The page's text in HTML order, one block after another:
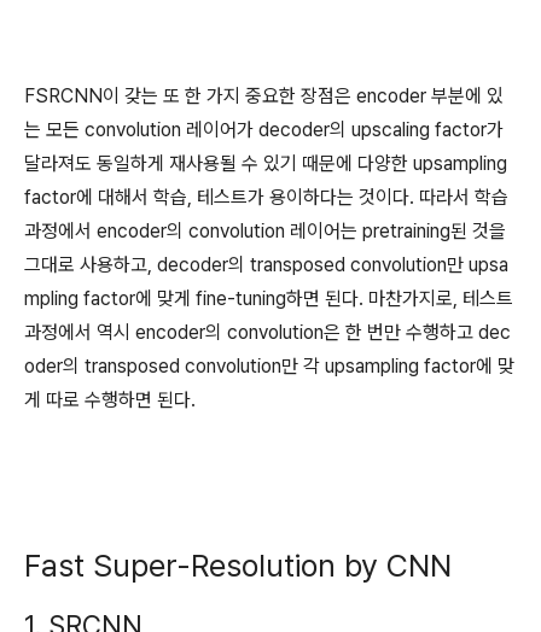
FSRCNN이 갖는 또 한 가지 중요한 장점은 encoder 부분에 있
는 모든 convolution 레이어가 decoder의 upscaling factor가
달라져도 동일하게 재사용될 수 있기 때문에 다양한 upsampling
factor에 대해서 학습, 테스트가 용이하다는 것이다. 따라서 학습
과정에서 encoder의 convolution 레이어는 pretraining된 것을
그대로 사용하고, decoder의 transposed convolution만 upsa
mpling factor에 맞게 fine-tuning하면 된다. 마찬가지로, 테스트
과정에서 역시 encoder의 convolution은 한 번만 수행하고 dec
oder의 transposed convolution만 각 upsampling factor에 맞
게 따로 수행하면 된다.
Fast Super-Resolution by CNN